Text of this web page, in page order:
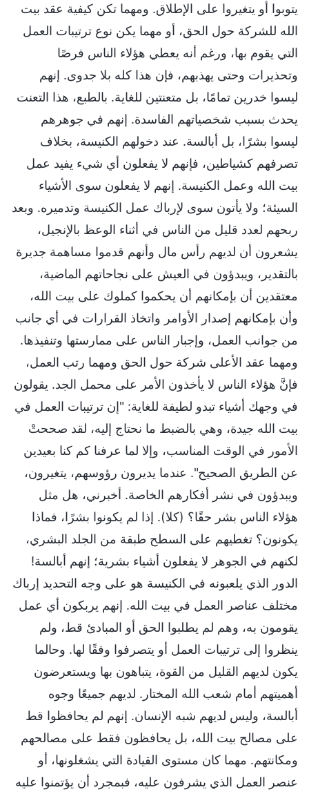
يتوبوا أو يتغيروا على الإطلاق. ومهما تكن كيفية عقد بيت
الله للشركة حول الحق، أو مهما يكن نوع ترتيبات العمل
التي يقوم بها، ورغم أنه يعطي هؤلاء الناس فرصًا
وتحذيرات وحتى يهذبهم، فإن هذا كله بلا جدوى. إنهم
ليسوا خدرين تمامًا، بل متعنتين للغاية. بالطبع، هذا التعنت
يحدث بسبب شخصياتهم الفاسدة. إنهم في جوهرهم
ليسوا بشرًا، بل أبالسة. عند دخولهم الكنيسة، بخلاف
تصرفهم كشياطين، فإنهم لا يفعلون أي شيء يفيد عمل
بيت الله وعمل الكنيسة. إنهم لا يفعلون سوى الأشياء
السيئة؛ ولا يأتون سوى لإرباك عمل الكنيسة وتدميره. وبعد
ربحهم لعدد قليل من الناس في أثناء الوعظ بالإنجيل،
يشعرون أن لديهم رأس مال وأنهم قدموا مساهمة جديرة
بالتقدير، ويبدؤون في العيش على نجاحاتهم الماضية،
معتقدين أن بإمكانهم أن يحكموا كملوك على بيت الله،
وأن بإمكانهم إصدار الأوامر واتخاذ القرارات في أي جانب
من جوانب العمل، وإجبار الناس على ممارستها وتنفيذها.
ومهما عقد الأعلى شركة حول الحق ومهما رتب العمل،
فإنَّ هؤلاء الناس لا يأخذون الأمر على محمل الجد. يقولون
في وجهك أشياء تبدو لطيفة للغاية: "إن ترتيبات العمل في
بيت الله جيدة، وهي بالضبط ما نحتاج إليه، لقد صححتْ
الأمور في الوقت المناسب، وإلا لما عرفنا كم كنا بعيدين
عن الطريق الصحيح". عندما يديرون رؤوسهم، يتغيرون،
ويبدؤون في نشر أفكارهم الخاصة. أخبرني، هل مثل
هؤلاء الناس بشر حقًا؟ (كلا). إذا لم يكونوا بشرًا، فماذا
يكونون؟ تغطيهم على السطح طبقة من الجلد البشري،
لكنهم في الجوهر لا يفعلون أشياء بشرية؛ إنهم أبالسة!
الدور الذي يلعبونه في الكنيسة هو على وجه التحديد إرباك
مختلف عناصر العمل في بيت الله. إنهم يربكون أي عمل
يقومون به، وهم لم يطلبوا الحق أو المبادئ قط، ولم
ينظروا إلى ترتيبات العمل أو يتصرفوا وفقًا لها. وحالما
يكون لديهم القليل من القوة، يتباهون بها ويستعرضون
أهميتهم أمام شعب الله المختار. لديهم جميعًا وجوه
أبالسة، وليس لديهم شبه الإنسان. إنهم لم يحافظوا قط
على مصالح بيت الله، بل يحافظون فقط على مصالحهم
ومكانتهم. مهما كان مستوى القيادة التي يشغلونها، أو
عنصر العمل الذي يشرفون عليه، فبمجرد أن يؤتمنوا عليه